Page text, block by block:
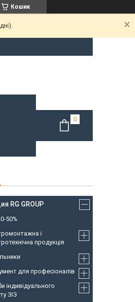
Кошик
RG GROUP
50%
і
продукція
для професіоналів
індивідуального
ЗІЗ